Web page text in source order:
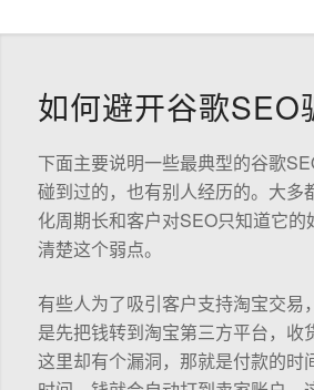
如何避开谷歌SEO
下面主要说明一些最典型的谷歌
碰到过的，也有别人经历的。大多
化周期长和客户对SEO只知道它的
清楚这个弱点。
有些人为了吸引客户支持淘宝交易
是先把钱转到淘宝第三方平台，收
这里却有个漏洞，那就是付款的时